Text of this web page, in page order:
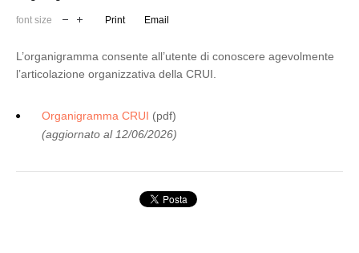
font size Print Email
L’organigramma consente all’utente di conoscere agevolmente
l’articolazione organizzativa della CRUI.
Organigramma CRUI (pdf)
(aggiornato al 12/06/2026)